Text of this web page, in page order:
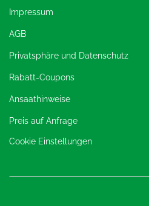
Impressum
AGB
Privatsphäre und Datenschutz
Rabatt-Coupons
Ansaathinweise
Preis auf Anfrage
Cookie Einstellungen